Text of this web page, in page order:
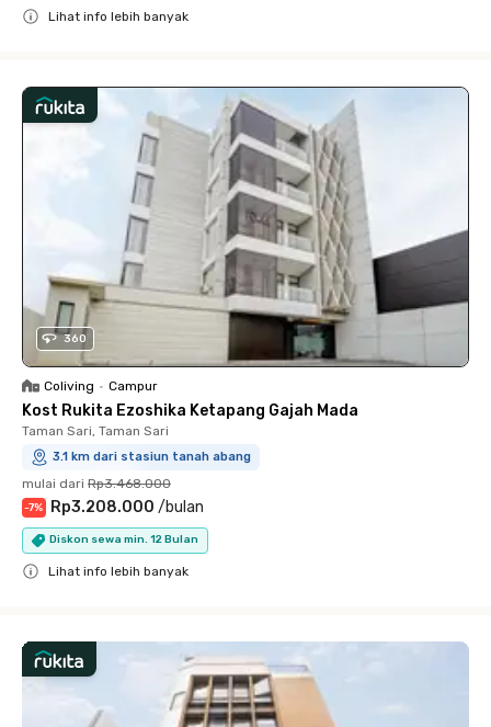
Lihat info lebih banyak
360
Coliving • Campur
Kost Rukita Ezoshika Ketapang Gajah Mada
Taman Sari, Taman Sari
3.1 km dari stasiun tanah abang
mulai dari Rp3.468.000
-7% Rp3.208.000 /bulan
Diskon sewa min. 12 Bulan
Lihat info lebih banyak